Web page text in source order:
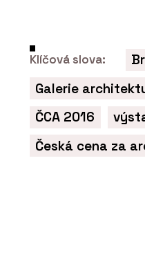
„Jen
taky
Huráb
z
Klíčová slova:
Galerie
ČCA 2016
Česká cena za